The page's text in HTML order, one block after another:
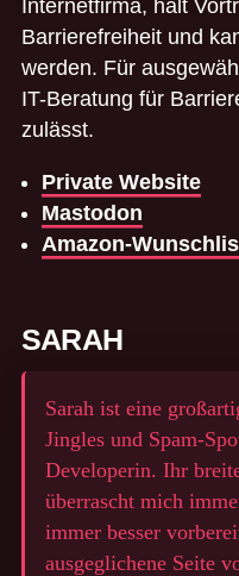
Internetfirma, hält
Barrierefreiheit und
werden. Für
IT-Beratung für
zulässt.
Private Website
Mastodon
Amazon-
SARAH
Sarah ist eine
Jingles und Spam-
Developerin. Ihr
überrascht mich
immer besser
ausgeglichene Seite